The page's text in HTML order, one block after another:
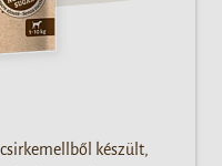
készült,